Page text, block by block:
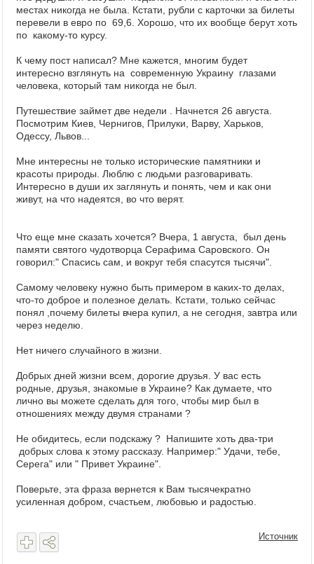
местах никогда не была. Кстати, рубли с карточки за билеты
перевели в евро по 69,6. Хорошо, что их вообще берут хоть
по какому-то курсу.
К чему пост написал? Мне кажется, многим будет
интересно взглянуть на современную Украину глазами
человека, который там никогда не был.
Путешествие займет две недели . Начнется 26 августа.
Посмотрим Киев, Чернигов, Прилуки, Варву, Харьков,
Одессу, Львов...
Мне интересны не только исторические памятники и
красоты природы. Люблю с людьми разговаривать.
Интересно в души их заглянуть и понять, чем и как они
живут, на что надеятся, во что верят.
Что еще мне сказать хочется? Вчера, 1 августа, был день
памяти святого чудотворца Серафима Саровского. Он
говорил:" Спасись сам, и вокруг тебя спасутся тысячи".
Самому человеку нужно быть примером в каких-то делах,
что-то доброе и полезное делать. Кстати, только сейчас
понял ,почему билеты вчера купил, а не сегодня, завтра или
через неделю.
Нет ничего случайного в жизни.
Добрых дней жизни всем, дорогие друзья. У вас есть
родные, друзья, знакомые в Украине? Как думаете, что
лично вы можете сделать для того, чтобы мир был в
отношениях между двумя странами ?
Не обидитесь, если подскажу ? Напишите хоть два-три
добрых слова к этому рассказу. Например:" Удачи, тебе,
Серега" или " Привет Украине".
Поверьте, эта фраза вернется к Вам тысячекратно
усиленная добром, счастьем, любовью и радостью.
Источник